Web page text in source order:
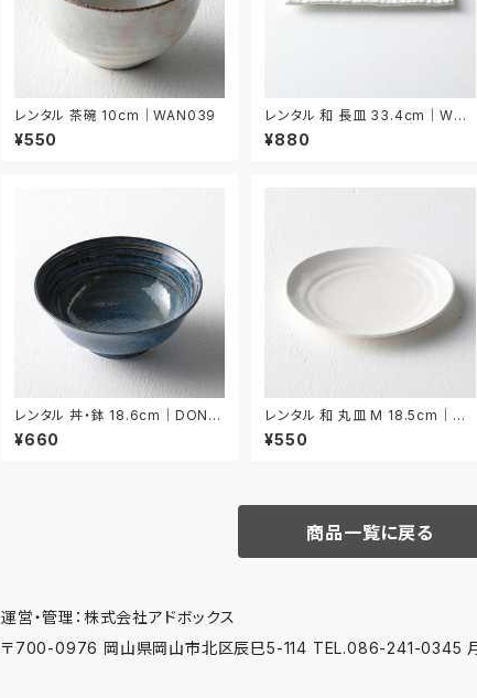
レンタル 茶碗 10cm｜WAN039
¥550
レンタル 和 長皿 33.4cm｜WNA
003
¥880
レンタル 丼・鉢 18.6cm｜DON01
8
¥660
レンタル 和 丸皿 M 18.5cm｜W
MM045
¥550
商品一覧に戻る
運営・管理：株式会社アドボックス
〒700-0976 岡山県岡山市北区辰巳5-114 TEL.086-241-0345